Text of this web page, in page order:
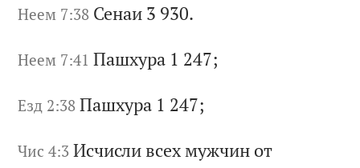
Неем 7:38 Сенаи 3 930.
Неем 7:41 Пашхура 1 247;
Езд 2:38 Пашхура 1 247;
Чис 4:3 Исчисли всех мужчин от